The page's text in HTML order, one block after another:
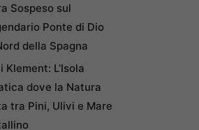
Sospeso sul
Ponte di Dio
della Spagna
Klement: L’Isola
dove la Natura
tra Pini, Ulivi e Mare